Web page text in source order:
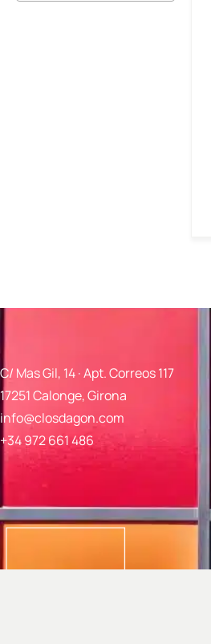
C/ Mas Gil, 14 · Apt. Correos 117
17251 Calonge, Girona
info@closdagon.com
+34 972 661 486